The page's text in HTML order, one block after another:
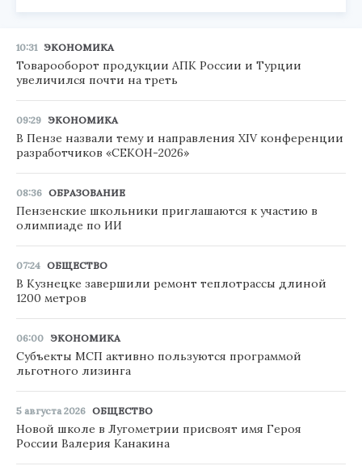
10:31 ЭКОНОМИКА
Товарооборот продукции АПК России и Турции
увеличился почти на треть
09:29 ЭКОНОМИКА
В Пензе назвали тему и направления XIV конференции
разработчиков «СЕКОН-2026»
08:36 ОБРАЗОВАНИЕ
Пензенские школьники приглашаются к участию в
олимпиаде по ИИ
07:24 ОБЩЕСТВО
В Кузнецке завершили ремонт теплотрассы длиной
1200 метров
06:00 ЭКОНОМИКА
Субъекты МСП активно пользуются программой
льготного лизинга
5 августа 2026 ОБЩЕСТВО
Новой школе в Лугометрии присвоят имя Героя
России Валерия Канакина